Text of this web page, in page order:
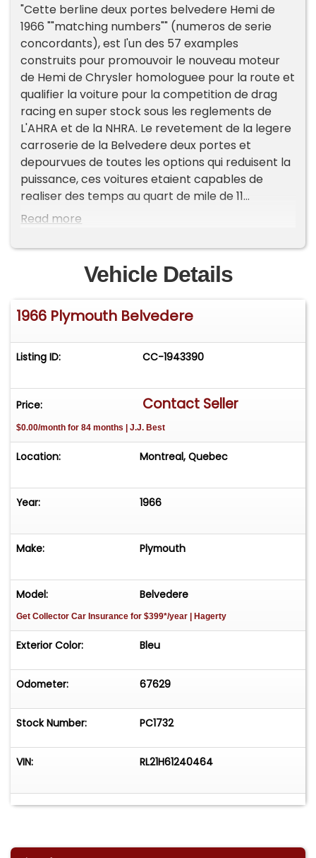
"Cette berline deux portes belvedere Hemi de
1966 ""matching numbers"" (numeros de serie
concordants), est l'un des 57 examples
construits pour promouvoir le nouveau moteur
de Hemi de Chrysler homologuee pour la route et
qualifier la voiture pour la competition de drag
racing en super stock sous les reglements de
L'AHRA et de la NHRA. Le revetement de la legere
carroserie de la Belvedere deux portes et
depourvues de toutes les options qui reduisent la
puissance, ces voitures etaient capables de
realiser des temps au quart de mile de 11
secondes avec des pneus slicks etroits. Ces
ont ete conduites a la victoire pas des legendes
du sport et continuent de representer
l'engagement de Chrysler envers la suprematie
dans les courses automobiles pendant les
annees 1960"
Read more
Vehicle Details
1966 Plymouth Belvedere
Listing ID: CC-1943390
Price: Contact Seller
$0.00/month for 84 months | J.J. Best
Location: Montreal, Quebec
Year: 1966
Make: Plymouth
Model: Belvedere
Get Collector Car Insurance for $399*/year | Hagerty
Exterior Color: Bleu
Odometer: 67629
Stock Number: PC1732
VIN: RL21H61240464